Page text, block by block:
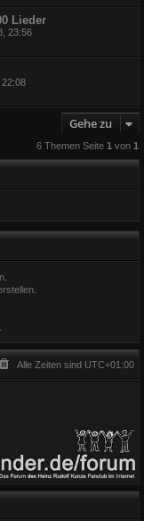
Lieder
23:56
22:08
Gehe zu
6 Themen Seite 1 von 1
Alle Zeiten sind UTC+01:00